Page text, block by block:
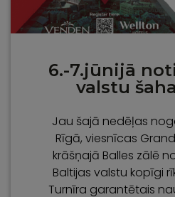
6.-7.jūnijā
valstu
Jau šajā nedēļas
Rīgā, viesnīcas
krāšņajā Balles zālē
Baltijas valstu kopīgi
Turnīra garantētais